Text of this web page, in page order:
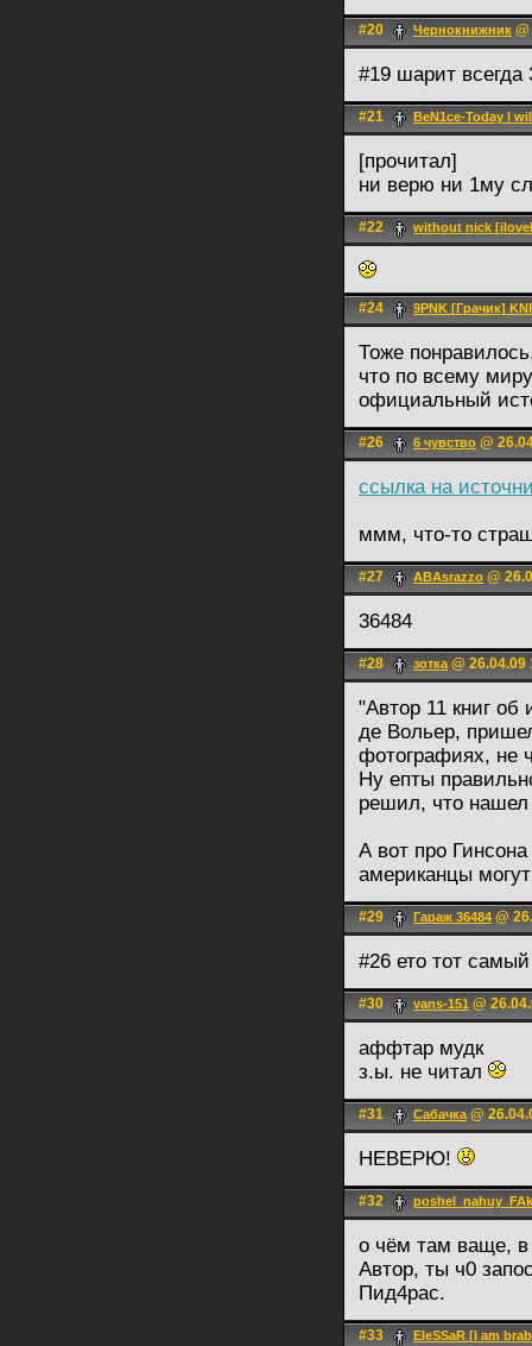
#20 Чернокнижник
#19 шарит всегда
#21 BeN1ce-Today I
[прочитал]
ни верю ни 1му
#22 withоut niсk
#24 9PNK [Грачик]
Тоже
что по всему
официальный
#26 6 чувство @
ссылка на
ммм, что-то
#27 ABAsrazzo @
36484
#28 зотка@ 26.04.09
"Автор 11 книг об
де Вольер,
фотографиях, не
Ну епты
решил, что нашел
А вот про
американцы
#29 Гараж 36484 @
#26 ето тот
#30 vans-151 @
аффтар мудк
з.ы. не читал
#31 Сабачка@
НЕВЕРЮ!
#32
о чём там ваще, в
Автор, ты ч0
Пид4рас.
#33 EleSSaR [I am